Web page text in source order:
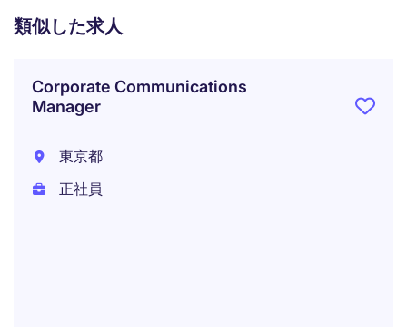
類似した求人
Corporate Communications
Manager
東京都
正社員